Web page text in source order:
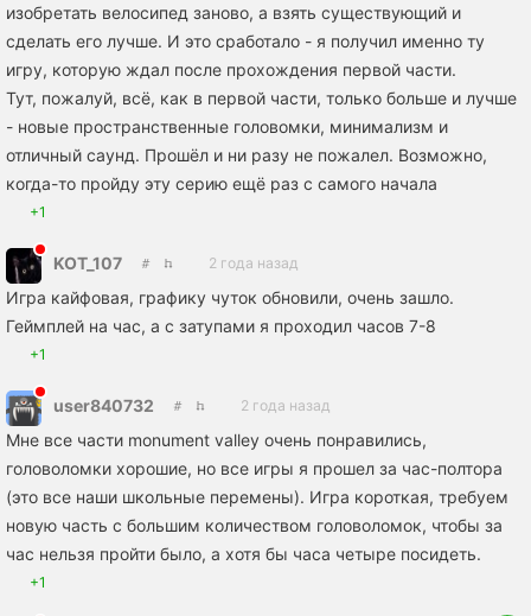
изобретать велосипед заново, а взять существующий и
сделать его лучше. И это сработало - я получил именно ту
игру, которую ждал после прохождения первой части.
Тут, пожалуй, всё, как в первой части, только больше и лучше
- новые пространственные головомки, минимализм и
отличный саунд. Прошёл и ни разу не пожалел. Возможно,
когда-то пройду эту серию ещё раз с самого начала
+1
KOT_107 2 года назад
Игра кайфовая, графику чуток обновили, очень зашло.
Геймплей на час, а с затупами я проходил часов 7-8
+1
user840732 2 года назад
Мне все части monument valley очень понравились,
головоломки хорошие, но все игры я прошел за час-полтора
(это все наши школьные перемены). Игра короткая, требуем
новую часть с большим количеством головоломок, чтобы за
час нельзя пройти было, а хотя бы часа четыре посидеть.
+1